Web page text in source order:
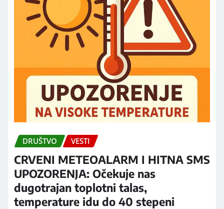
DRUŠTVO VESTI
CRVENI METEOALARM I HITNA SMS
UPOZORENJA: Očekuje nas
dugotrajan toplotni talas,
temperature idu do 40 stepeni